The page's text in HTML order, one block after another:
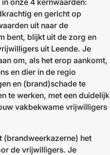
onze 4 kernwaarden:
en gericht op
uit naar de
bent, blijkt uit de zorg en
uit Leende. Je
om, als het erop aankomt,
en dier in de regio
en (brand)schade te
te werken, met een duidelijk
vakbekwame vrijwilligers
(brandweerkazerne) het
de vrijwilligers. Je